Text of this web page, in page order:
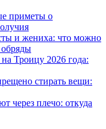
приметы о
и жениха: что можно
обряды
Троицу 2026 года:
стирать вещи:
через плечо: откуда